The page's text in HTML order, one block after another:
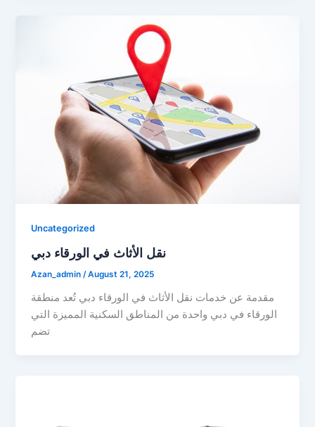
Uncategorized
نقل الأثاث في الورقاء دبي
Azan_admin/August 21, 2025
مقدمة عن خدمات نقل الأثاث في الورقاء دبي تُعد منطقة
الورقاء في دبي واحدة من المناطق السكنية المميزة التي
تضم